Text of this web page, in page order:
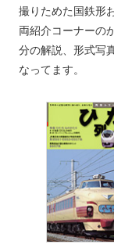
撮りためた国鉄形
両紹介コーナーの
分の解説、形式写
なってます。